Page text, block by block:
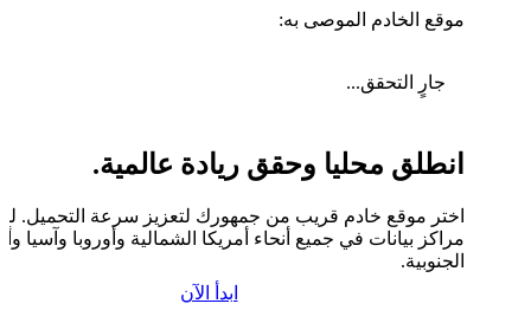
موقع الخادم الموصى به:
جارٍ التحقق...
انطلق محليا وحقق ريادة عالمية.
اختر موقع خادم قريب من جمهورك لتعزيز سرعة التحميل.
مراكز بيانات في جميع أنحاء أمريكا الشمالية وأوروبا وآسيا
الجنوبية.
ابدأ الآن